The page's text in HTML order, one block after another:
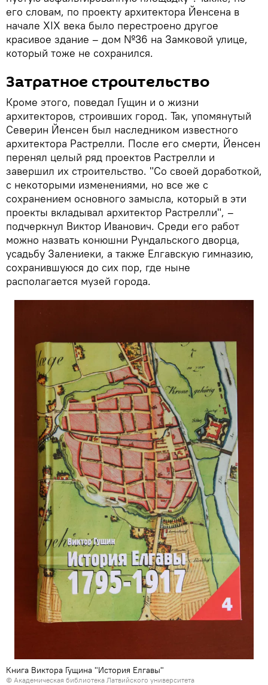
его словам, по проекту архитектора Йенсена в
начале XIX века было перестроено другое
красивое здание – дом №36 на Замковой улице,
который тоже не сохранился.
Затратное строительство
Кроме этого, поведал Гущин и о жизни
архитекторов, строивших город. Так, упомянутый
Северин Йенсен был наследником известного
архитектора Растрелли. После его смерти, Йенсен
перенял целый ряд проектов Растрелли и
завершил их строительство. "Со своей доработкой,
с некоторыми изменениями, но все же с
сохранением основного замысла, который в эти
проекты вкладывал архитектор Растрелли", –
подчеркнул Виктор Иванович. Среди его работ
можно назвать конюшни Рундальского дворца,
усадьбу Залениеки, а также Елгавскую гимназию,
сохранившуюся до сих пор, где ныне
располагается музей города.
Книга Виктора Гущина "История Елгавы"
© Академическая библиотека Латвийского университета